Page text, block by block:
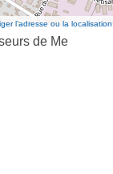
l’adresse ou la localisation
de Me